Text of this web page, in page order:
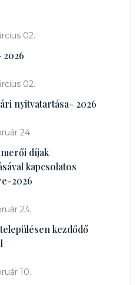
02.
02.
nyitvatartása- 2026
24.
díjak
kapcsolatos
2026
23.
kezdődő
10.